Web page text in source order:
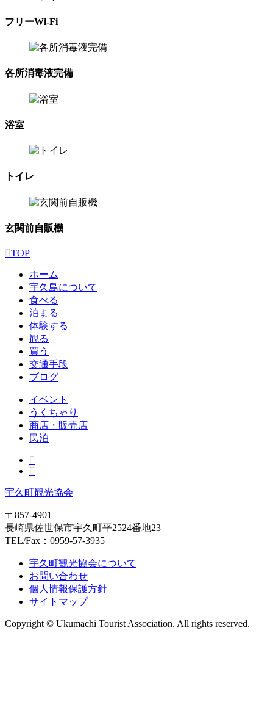
フリーWi-Fi
各所消毒液完備
浴室
トイレ
玄関前自販機
TOP
ホーム
宇久島について
食べる
泊まる
体験する
観る
買う
交通手段
ブログ
イベント
うくちゃり
商店・販売店
民泊
宇久町観光協会
〒857-4901
長崎県佐世保市宇久町平2524番地23
TEL/Fax：0959-57-3935
宇久町観光協会について
お問い合わせ
個人情報保護方針
サイトマップ
Copyright © Ukumachi Tourist Association. All rights reserved.